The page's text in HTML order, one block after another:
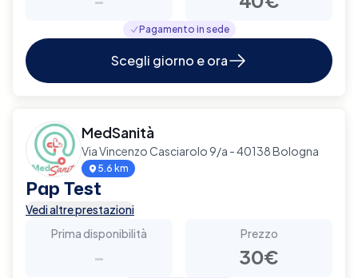
Pagamento in sede
Scegli giorno e ora
MedSanità
Via Vincenzo Casciarolo 9/a - 40138 Bologna
5.6 km
Pap Test
Vedi altre prestazioni
Prima disponibilità
-
Prezzo
30€